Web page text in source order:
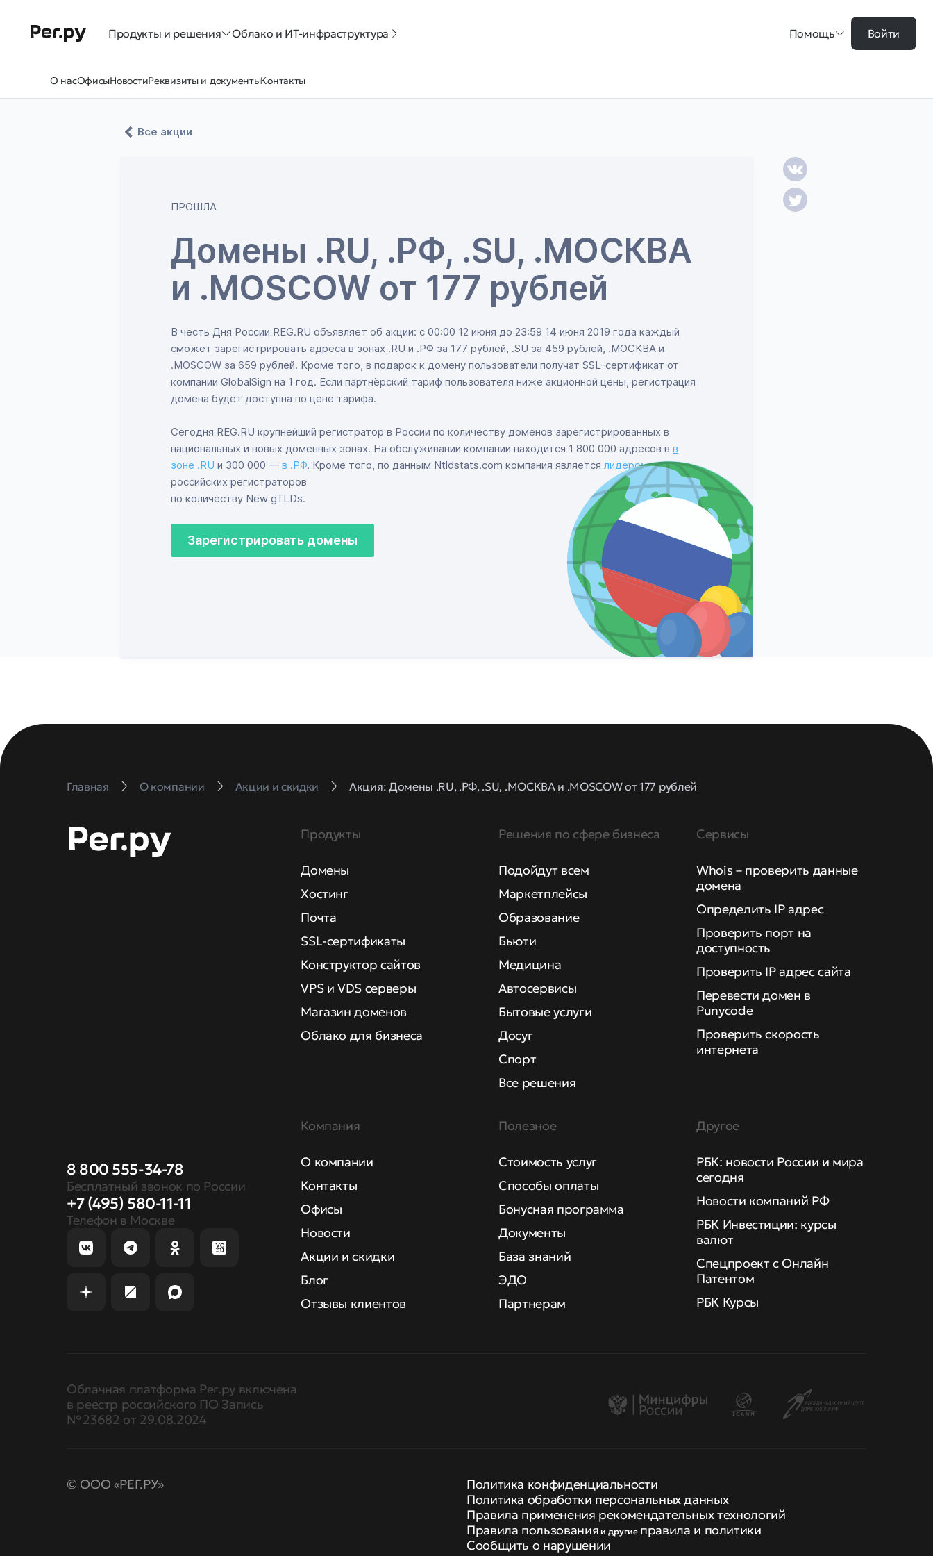
Продукты и решения Облако и ИТ-инфраструктура Помощь Войти
О насОфисыНовостиРеквизиты и документыКонтакты
Все акции
ПРОШЛА
Домены .RU, .РФ, .SU, .МОСКВА
и .MOSCOW от 177 рублей
В честь Дня России REG.RU объявляет об акции: c 00:00 12 июня до 23:59 14 июня 2019 года каждый
сможет зарегистрировать адреса в зонах .RU и .РФ за 177 рублей, .SU за 459 рублей, .МОСКВА и
.MOSCOW за 659 рублей. Кроме того, в подарок к домену пользователи получат SSL-сертификат от
компании GlobalSign на 1 год. Если партнёрский тариф пользователя ниже акционной цены, регистрация
домена будет доступна по цене тарифа.
Сегодня REG.RU крупнейший регистратор в России по количеству доменов зарегистрированных в
национальных и новых доменных зонах. На обслуживании компании находится 1 800 000 адресов в в
зоне .RU и 300 000 — в .РФ. Кроме того, по данным Ntldstats.com компания является лидеромсреди
российских регистраторов
по количеству New gTLDs.
Зарегистрировать домены
Главная О компании Акции и скидки Акция: Домены .RU, .РФ, .SU, .МОСКВА и .MOSCOW от 177 рублей
8 800 555-34-78
Бесплатный звонок по России
+7 (495) 580-11-11
Телефон в Москве
Продукты
Домены
Хостинг
Почта
SSL-сертификаты
Конструктор сайтов
VPS и VDS серверы
Магазин доменов
Облако для бизнеса
Решения по сфере бизнеса
Подойдут всем
Маркетплейсы
Образование
Бьюти
Медицина
Автосервисы
Бытовые услуги
Досуг
Спорт
Все решения
Сервисы
Whois – проверить данные
домена
Определить IP адрес
Проверить порт на
доступность
Проверить IP адрес сайта
Перевести домен в
Punycode
Проверить скорость
интернета
Компания
О компании
Контакты
Офисы
Новости
Акции и скидки
Блог
Отзывы клиентов
Полезное
Стоимость услуг
Способы оплаты
Бонусная программа
Документы
База знаний
ЭДО
Партнерам
Другое
РБК: новости России и мира
сегодня
Новости компаний РФ
РБК Инвестиции: курсы
валют
Спецпроект с Онлайн
Патентом
РБК Курсы
Облачная платформа Рег.ру включена
в реестр российского ПО Запись
№ 23682 от 29.08.2024
© ООО «РЕГ.РУ»
Политика конфиденциальности
Политика обработки персональных данных
Правила применения рекомендательных технологий
Правила пользования и другие правила и политики
Сообщить о нарушении